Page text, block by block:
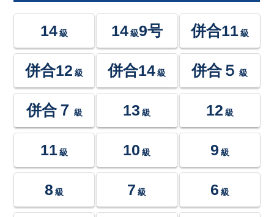
14 級 14級9号 併合11 級
併合12 級 併合14 級 併合５ 級
併合７ 級 13 級 12 級
11 級 10 級 9 級
8 級 7 級 6 級